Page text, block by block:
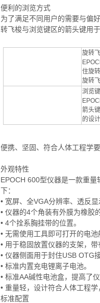
便利的浏览方式
为了满足不同用户的需要与偏
转飞梭与浏览键区的箭头键用
旋转
住旋
旋转
浏览
箭头
的设
便携、坚固、符合人体工程学
外观特性
EPOCH 600型仪器是一款重
下：
• 宽屏、全VGA分辨率、透反
• 仪器的4个角装有外膜为橡胶
• 4个拴系胸挂带的位置。
• 无需使用工具即可打开的电池
• 用于稳固放置仪器的支架，
• 仪器侧面用于封住USB OTG
• 标准内置充电锂离子电池。
• 标准AA碱性电池盒，提高了
• 重量轻，设计符合人体工程
标准配置